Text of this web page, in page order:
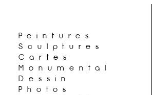
Peintures
Sculptures
Cartes
Monumental
Dessin
Photos